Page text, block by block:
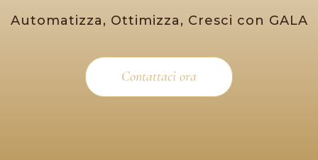
Automatizza, Ottimizza, Cresci con GALA
Contattaci ora